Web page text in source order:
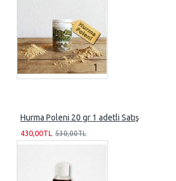
Hurma Poleni 20 gr 1 adetli Satış
430,00TL 530,00TL